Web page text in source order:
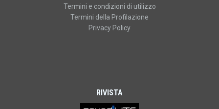
Termini e condizioni di utilizzo
Termini della Profilazione
Privacy Policy
RIVISTA